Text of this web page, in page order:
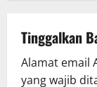
v
i
Tinggalkan
Alamat email
yang wajib